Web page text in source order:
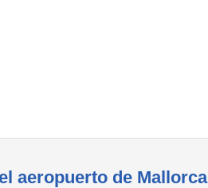
aeropuerto de Mallorca